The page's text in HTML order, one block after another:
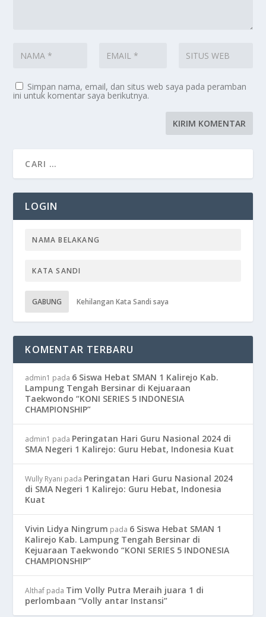
Simpan nama, email, dan situs web saya pada peramban
ini untuk komentar saya berikutnya.
LOGIN
GABUNG Kehilangan Kata Sandi saya
KOMENTAR TERBARU
admin1 pada 6 Siswa Hebat SMAN 1 Kalirejo Kab.
Lampung Tengah Bersinar di Kejuaraan
Taekwondo “KONI SERIES 5 INDONESIA
CHAMPIONSHIP”
admin1 pada Peringatan Hari Guru Nasional 2024 di
SMA Negeri 1 Kalirejo: Guru Hebat, Indonesia Kuat
Wully Ryani pada Peringatan Hari Guru Nasional 2024
di SMA Negeri 1 Kalirejo: Guru Hebat, Indonesia
Kuat
Vivin Lidya Ningrum pada 6 Siswa Hebat SMAN 1
Kalirejo Kab. Lampung Tengah Bersinar di
Kejuaraan Taekwondo “KONI SERIES 5 INDONESIA
CHAMPIONSHIP”
Althaf pada Tim Volly Putra Meraih juara 1 di
perlombaan “Volly antar Instansi”